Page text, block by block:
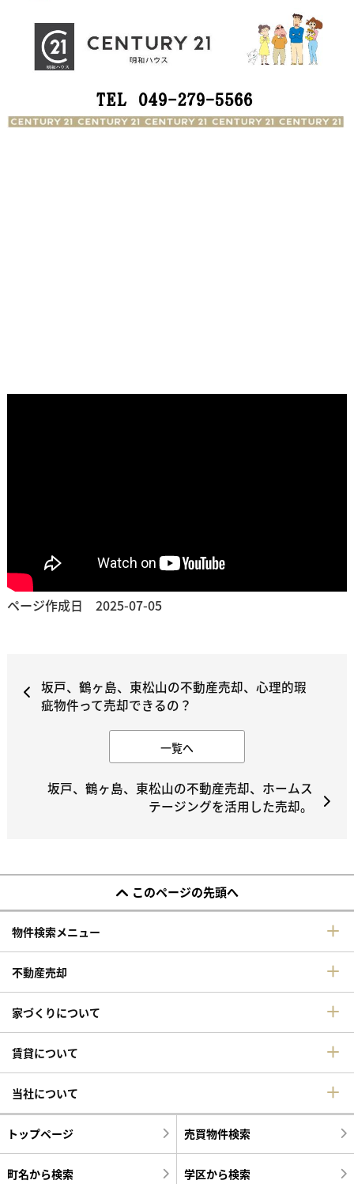
ページ作成日 2025-07-05
坂戸、鶴ヶ島、東松山の不動産売却、心理的瑕
疵物件って売却できるの？
一覧へ
坂戸、鶴ヶ島、東松山の不動産売却、ホームス
テージングを活用した売却。
このページの先頭へ
物件検索メニュー
不動産売却
家づくりについて
賃貸について
当社について
トップページ 売買物件検索
町名から検索 学区から検索